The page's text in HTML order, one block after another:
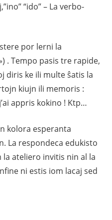
“ido” – La verbo-
por lerni la
. Tempo pasis tre rapide,
diris ke ili multe ŝatis la
kiujn ili memoris :
appris kokino ! Ktp…
kolora esperanta
La respondeca edukisto
ateliero invitis nin al la
ni estis iom lacaj sed